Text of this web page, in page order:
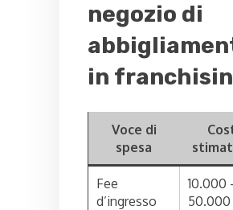
negozio di
in
Voce di
spesa
Fee
d’ingresso
10.000
50.000